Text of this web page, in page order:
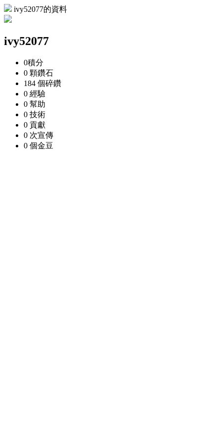
ivy52077的資料
ivy52077
0積分
0 顆鑽石
184 個碎鑽
0 經驗
0 幫助
0 技術
0 貢獻
0 次宣傳
0 個金豆